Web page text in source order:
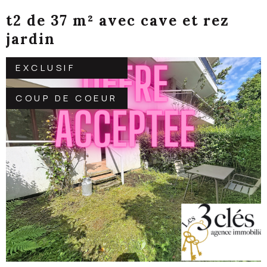
t2 de 37 m² avec cave et rez
jardin
EXCLUSIF
COUP DE COEUR